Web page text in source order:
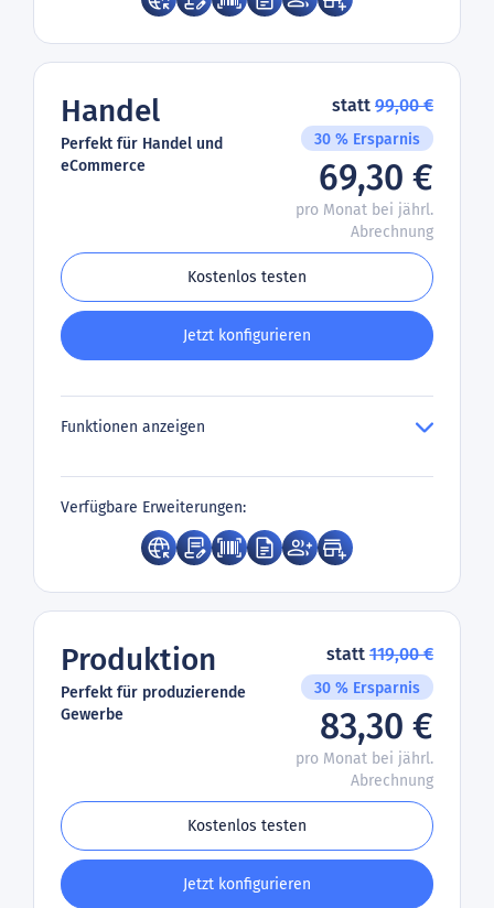
Handel
Perfekt für Handel und
eCommerce
statt 99,00 €
30 % Ersparnis
69,30 €
pro Monat bei jährl.
Abrechnung
Kostenlos testen
Jetzt konfigurieren
Funktionen anzeigen
Verfügbare Erweiterungen:
Produktion
Perfekt für produzierende
Gewerbe
statt 119,00 €
30 % Ersparnis
83,30 €
pro Monat bei jährl.
Abrechnung
Kostenlos testen
Jetzt konfigurieren